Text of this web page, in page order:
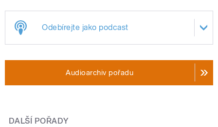
Odebírejte jako podcast
Audioarchiv pořadu
DALŠÍ POŘADY